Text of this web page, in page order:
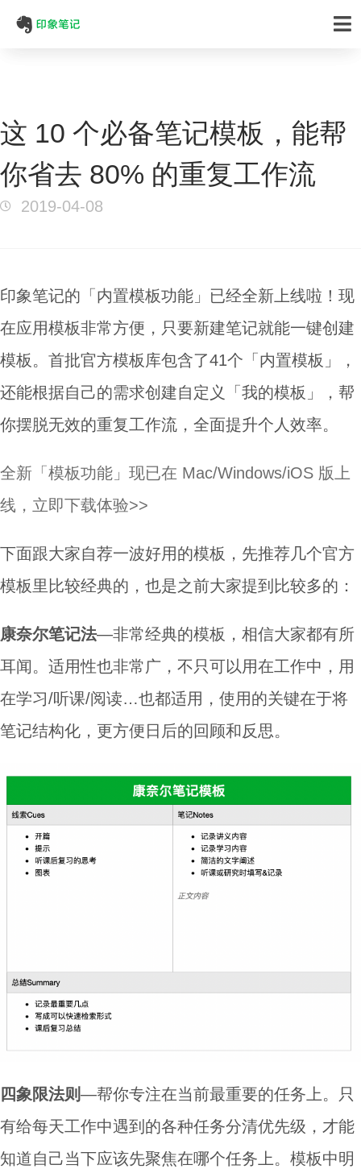
这 10 个必备笔记模板，能帮
你省去 80% 的重复工作流
2019-04-08
印象笔记的「内置模板功能」已经全新上线啦！现
在应用模板非常方便，只要新建笔记就能一键创建
模板。首批官方模板库包含了41个「内置模板」，
还能根据自己的需求创建自定义「我的模板」，帮
你摆脱无效的重复工作流，全面提升个人效率。
全新「模板功能」现已在 Mac/Windows/iOS 版上
线，立即下载体验>>
下面跟大家自荐一波好用的模板，先推荐几个官方
模板里比较经典的，也是之前大家提到比较多的：
康奈尔笔记法—非常经典的模板，相信大家都有所
耳闻。适用性也非常广，不只可以用在工作中，用
在学习/听课/阅读…也都适用，使用的关键在于将
笔记结构化，更方便日后的回顾和反思。
四象限法则—帮你专注在当前最重要的任务上。只
有给每天工作中遇到的各种任务分清优先级，才能
知道自己当下应该先聚焦在哪个任务上。模板中明